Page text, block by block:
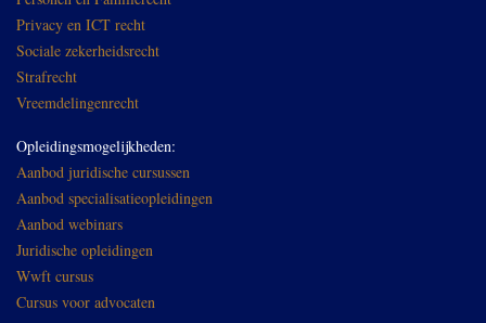
Privacy en ICT recht
Sociale zekerheidsrecht
Strafrecht
Vreemdelingenrecht
Opleidingsmogelijkheden:
Aanbod juridische cursussen
Aanbod specialisatieopleidingen
Aanbod webinars
Juridische opleidingen
Wwft cursus
Cursus voor advocaten